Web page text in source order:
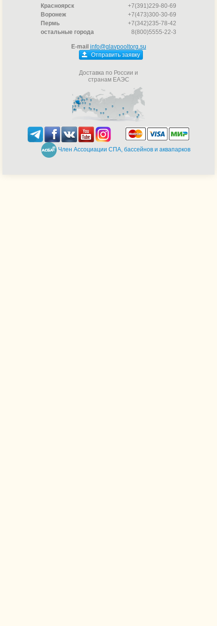
Красноярск
+7(391)229-80-69
Воронеж
+7(473)300-30-69
Пермь
+7(342)235-78-42
остальные города
8(800)5555-22-3
E-mail info@glavpooltorg.su
Отправить заявку
Доставка по России и
странам ЕАЭС
Член Ассоциации СПА, бассейнов и аквапарков